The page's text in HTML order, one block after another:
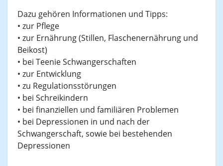
Dazu gehören Informationen und Tipps:
• zur Pflege
• zur Ernährung (Stillen, Flaschenernährung und
Beikost)
• bei Teenie Schwangerschaften
• zur Entwicklung
• zu Regulationsstörungen
• bei Schreikindern
• bei finanziellen und familiären Problemen
• bei Depressionen in und nach der
Schwangerschaft, sowie bei bestehenden
Depressionen